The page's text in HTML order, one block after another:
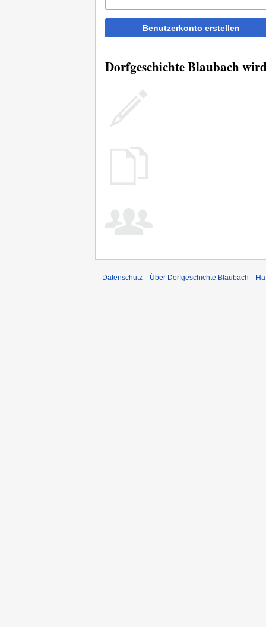
Benutzerkonto erstellen
Dorfgeschichte Blaubach
Datenschutz Über Dorfgeschichte Blaubach